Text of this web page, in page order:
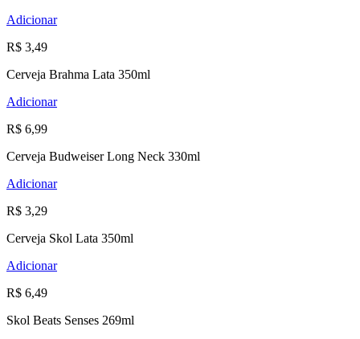
Adicionar
R$ 3,49
Cerveja Brahma Lata 350ml
Adicionar
R$ 6,99
Cerveja Budweiser Long Neck 330ml
Adicionar
R$ 3,29
Cerveja Skol Lata 350ml
Adicionar
R$ 6,49
Skol Beats Senses 269ml